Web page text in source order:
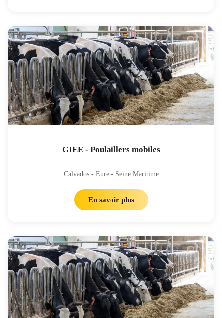
GIEE - Poulaillers mobiles
Calvados - Eure - Seine Maritime
En savoir plus